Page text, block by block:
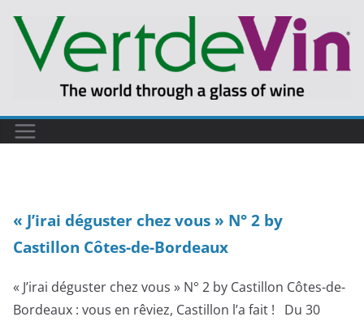
contenu
« J’irai déguster chez vous » N° 2 by
Castillon Côtes-de-Bordeaux
« J’irai déguster chez vous » N° 2 by Castillon Côtes-de-
Bordeaux : vous en rêviez, Castillon l’a fait ! Du 30